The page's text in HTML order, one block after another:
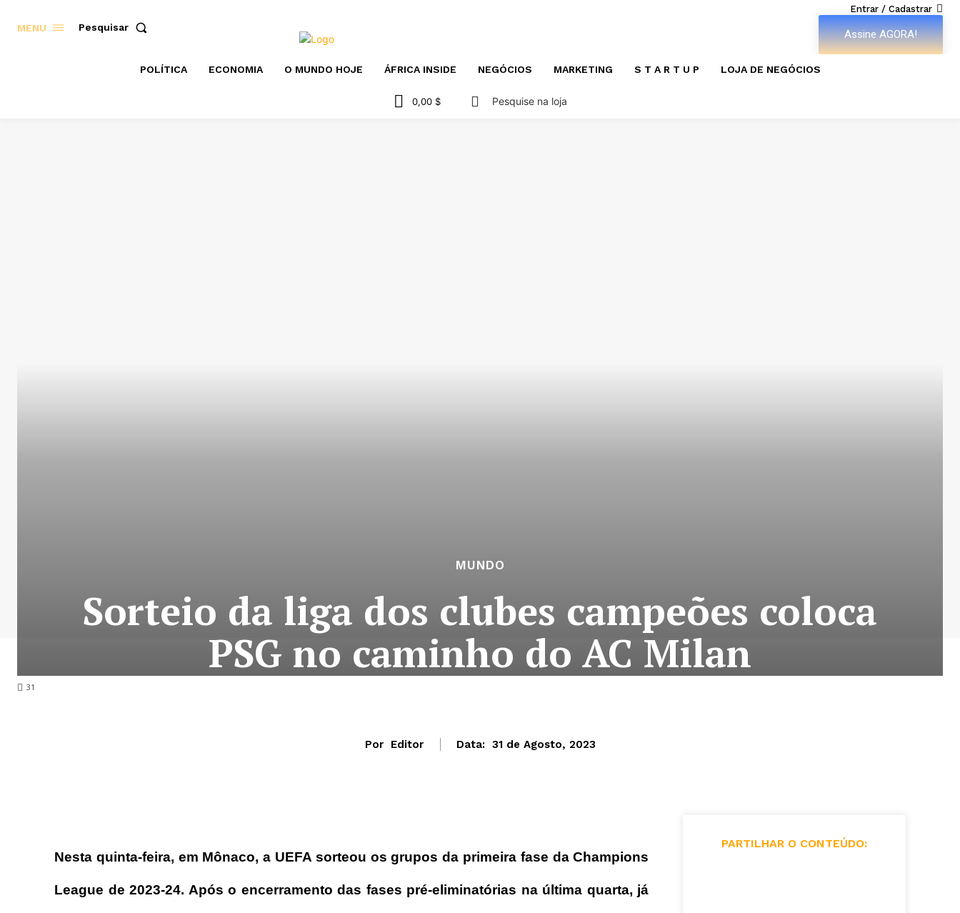
MENU Pesquisar
Entrar / Cadastrar
Assine AGORA!
POLÍTICA ECONOMIA O MUNDO HOJE ÁFRICA INSIDE NEGÓCIOS MARKETING S T A R T U P LOJA DE NEGÓCIOS
0,00 $ Pesquise na loja
31
MUNDO
Sorteio da liga dos clubes campeões coloca
PSG no caminho do AC Milan
Por Editor Data: 31 de Agosto, 2023
Nesta quinta-feira, em Mônaco, a UEFA sorteou os grupos da primeira fase da Champions
League de 2023-24. Após o encerramento das fases pré-eliminatórias na última quarta, já
PARTILHAR O CONTEÚDO: